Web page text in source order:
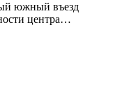
южный въезд
центра…